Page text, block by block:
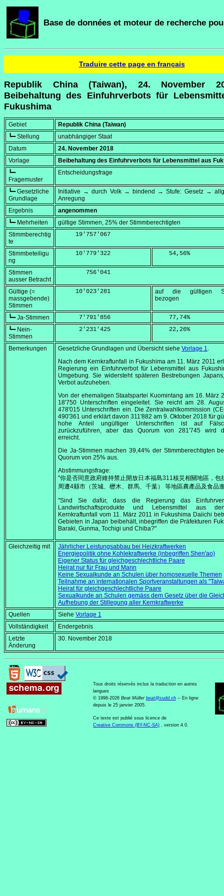
Base de données et moteur de recherche
Traduire cette page en français
Republik China (Taiwan), 24. November
Beibehaltung des Einfuhrverbots für
Fukushima
Gebiet
Republik China (Taiwan)
┗━ Stellung
unabhängiger Staat
Datum
24. November 2018
Vorlage
Beibehaltung des Einfuhrverbots für Lebensmittel aus
┗━
Fragemuster
Entscheidungsfrage
┗━ Gesetzliche
Grundlage
Initiative → durch Volk → bindend → Stufe: Gesetz →
Anregung
Ergebnis
angenommen
┗━ Mehrheiten
gültige Stimmen, 25% der Stimmberechtigten
Stimmberechtig
te
     19'757'067
Stimmbeteiligu
ng
     10'779'322
    54,56
%
Stimmen
ausser Betracht
        756'041
Gültige (=
massgebende)
Stimmen
     10'023'281
auf die gültigen
bezogen
┗━ Ja-Stimmen
      7'791'856
    77,74
%
┗━ Nein-
Stimmen
      2'231'425
    22,26
%
Bemerkungen Gesetzliche Grundlagen und Übersicht siehe Vorlage 1.
Nach dem Kernkraftunfall in Fukushima am 11. März 2011
Regierung ein Einfuhrverbot für Lebensmittel aus
Umgebung. Sie widersteht späteren Bestrebungen
Verbot aufzuheben.
Von der ehemaligen Staatspartei Kuomintang am 16. März
18'750 Unterschriften eingeleitet. Sie reicht am 28.
478'015 Unterschriften ein. Die Zentralwahlkommission
490'361 und erklärt davon 311'882 am 9. Oktober 2018 für
hohe Anteil ungültiger Unterschriften ist auf
zurückzuführen, aber das Quorum von 281'745 wird
erreicht.
Die Ja-Stimmen machen 39,44% der Stimmberechtigten
Quorum von 25% aus.
Abstimmungsfrage:
"你是否同意政府維持禁止開放日本福島311核災相關地區，包
周遭4縣市（茨城、櫪木、群馬、千葉） 等地區農產品及食品
"Sind Sie dafür, dass die Regierung das
Landwirtschaftsprodukte und Lebensmittel aus
Kernkraftunfall vom 11. März 2011 in Fukushima Daiichi
Gebieten in Japan beibehält, inbegriffen die Präfekturen
Baraki, Gunma, Tochigi und Chiba?"
Gleichzeitig mit
Jährlicher Leistungsabbau bei Heizkraftwerken
Energiepolitik ohne Kohlekraftwerke (inbegriffen Shen'ao)
Eigener Status für gleichgeschlechtliche Paare
Heirat nur für Frau und Mann
Keine Sexualkunde an Schulen über homosexuelle Themen
Teilnahme an internationalen Sportveranstaltungen als
Heirat für gleichgeschlechtliche Paare
Sexualkunde an Schulen gemäss dem Gesetz über die
Aufhebung der Stillegung aller Kernkraftwerke
Quellen
Siehe Vorlage 1
Vollständigkeit
Endergebnis
Letzte
Änderung
30. November 2018
Tous droits réservés inclus la traduction en autres
langues
© 1996-2026 Beat Müller beat@sudd.ch -- En ligne
depuis le 25 janvier 2005.
Ce texte est publié sous licence de
Creative Commons (BY-NC-SA) , version 4.0.